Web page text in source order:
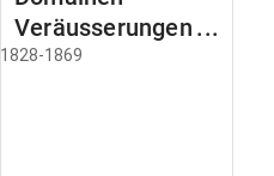
Veräusserungen
und
1828-1869